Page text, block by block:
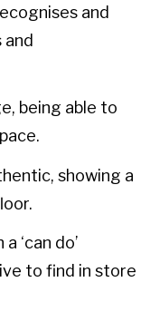
and
being able to
showing a
‘can do’
to find in store